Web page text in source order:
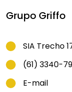
Grupo Griffo
SIA Trecho
(61) 3340-
E-mail